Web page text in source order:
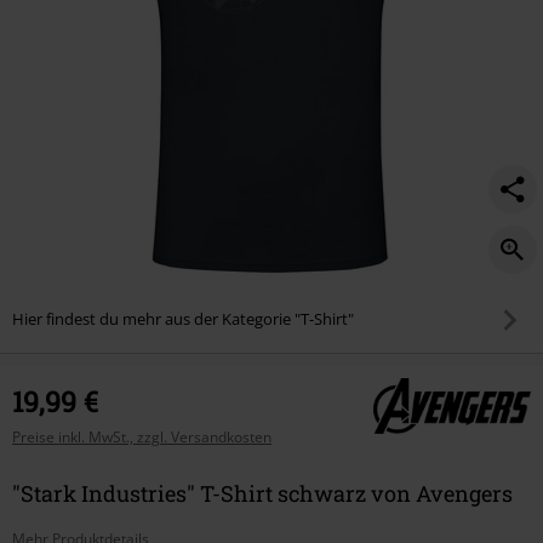
Hier findest du mehr aus der Kategorie "T-Shirt"
19,99 €
Preise inkl. MwSt., zzgl. Versandkosten
"Stark Industries" T-Shirt schwarz von Avengers
Mehr Produktdetails